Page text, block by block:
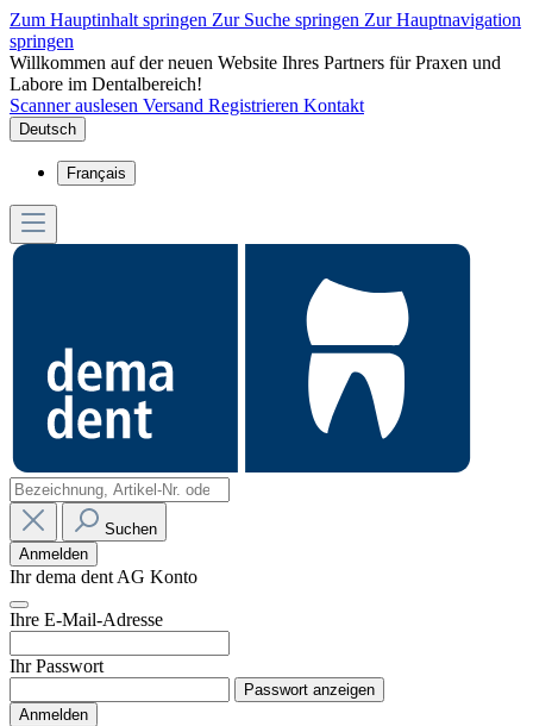
Zum Hauptinhalt springen Zur Suche springen Zur Hauptnavigation
springen
Willkommen auf der neuen Website Ihres Partners für Praxen und
Labore im Dentalbereich!
Scanner auslesen Versand Registrieren Kontakt
Deutsch
Français
Suchen
Anmelden
Ihr dema dent AG Konto
Ihre E-Mail-Adresse
Ihr Passwort
Passwort anzeigen
Anmelden